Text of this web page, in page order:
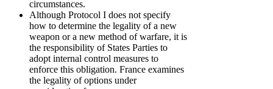
circumstances.
Although Protocol I does not specify
how to determine the legality of a new
weapon or a new method of warfare, it is
the responsibility of States Parties to
adopt internal control measures to
enforce this obligation. France examines
the legality of options under